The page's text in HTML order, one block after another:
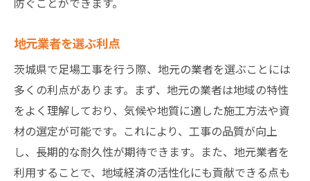
地元業者を選ぶ利点
茨城県で足場工事を行う際、地元の業者を選ぶことには
多くの利点があります。まず、地元の業者は地域の特性
をよく理解しており、気候や地質に適した施工方法や資
材の選定が可能です。これにより、工事の品質が向上
し、長期的な耐久性が期待できます。また、地元業者を
利用することで、地域経済の活性化にも貢献できる点も